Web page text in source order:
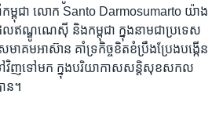
ម្ពុជា ​លោក​ Santo Darmosumarto​ យ៉ាង​
ែល​ឥណ្ឌូណេស៊ី ​និង​កម្ពុជា ​ក្នុង​នាម​ជា​ប្រទេស​
គម​អាស៊ាន​ គាំទ្រ​កិច្ច​ខិតខំ​ប្រឹង​ប្រែង​បង្កើន​
ទៅ​វិញ​ទៅ​មក ​ក្នុង​បរិយាកាស​សន្តិសុខ​សកល​
ន។​